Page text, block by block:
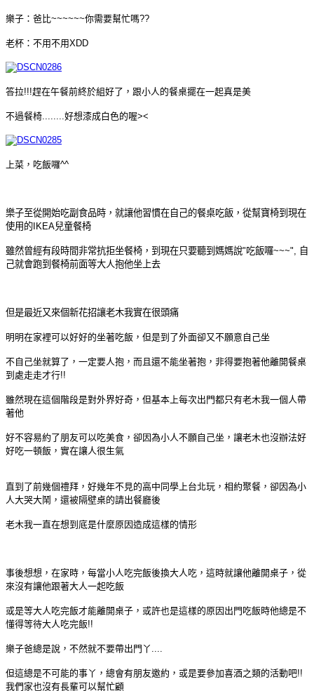
樂子：爸比~~~~~~你需要幫忙嗎??
老杯：不用不用XDD
答拉!!!趕在午餐前終於組好了，跟小人的餐桌擺在一起真是美
不過餐椅........好想漆成白色的喔><
上菜，吃飯囉^^
樂子至從開始吃副食品時，就讓他習慣在自己的餐桌吃飯，從幫寶椅到現在
使用的IKEA兒童餐椅
雖然曾經有段時間非常抗拒坐餐椅，到現在只要聽到媽媽說"吃飯囉~~~", 自
己就會跑到餐椅前面等大人抱他坐上去
但是最近又來個新花招讓老木我實在很頭痛
明明在家裡可以好好的坐著吃飯，但是到了外面卻又不願意自己坐
不自己坐就算了，一定要人抱，而且還不能坐著抱，非得要抱著他離開餐桌
到處走走才行!!
雖然現在這個階段是對外界好奇，但基本上每次出門都只有老木我一個人帶
著他
好不容易約了朋友可以吃美食，卻因為小人不願自己坐，讓老木也沒辦法好
好吃一頓飯，實在讓人很生氣
直到了前幾個禮拜，好幾年不見的高中同學上台北玩，相約聚餐，卻因為小
人大哭大鬧，還被隔壁桌的請出餐廳後
老木我一直在想到底是什麼原因造成這樣的情形
事後想想，在家時，每當小人吃完飯後換大人吃，這時就讓他離開桌子，從
來沒有讓他跟著大人一起吃飯
或是等大人吃完飯才能離開桌子，或許也是這樣的原因出門吃飯時他總是不
懂得等待大人吃完飯!!
樂子爸總是說，不然就不要帶出門丫....
但這總是不可能的事丫，總會有朋友邀約，或是要參加喜酒之類的活動吧!!
我們家也沒有長輩可以幫忙顧